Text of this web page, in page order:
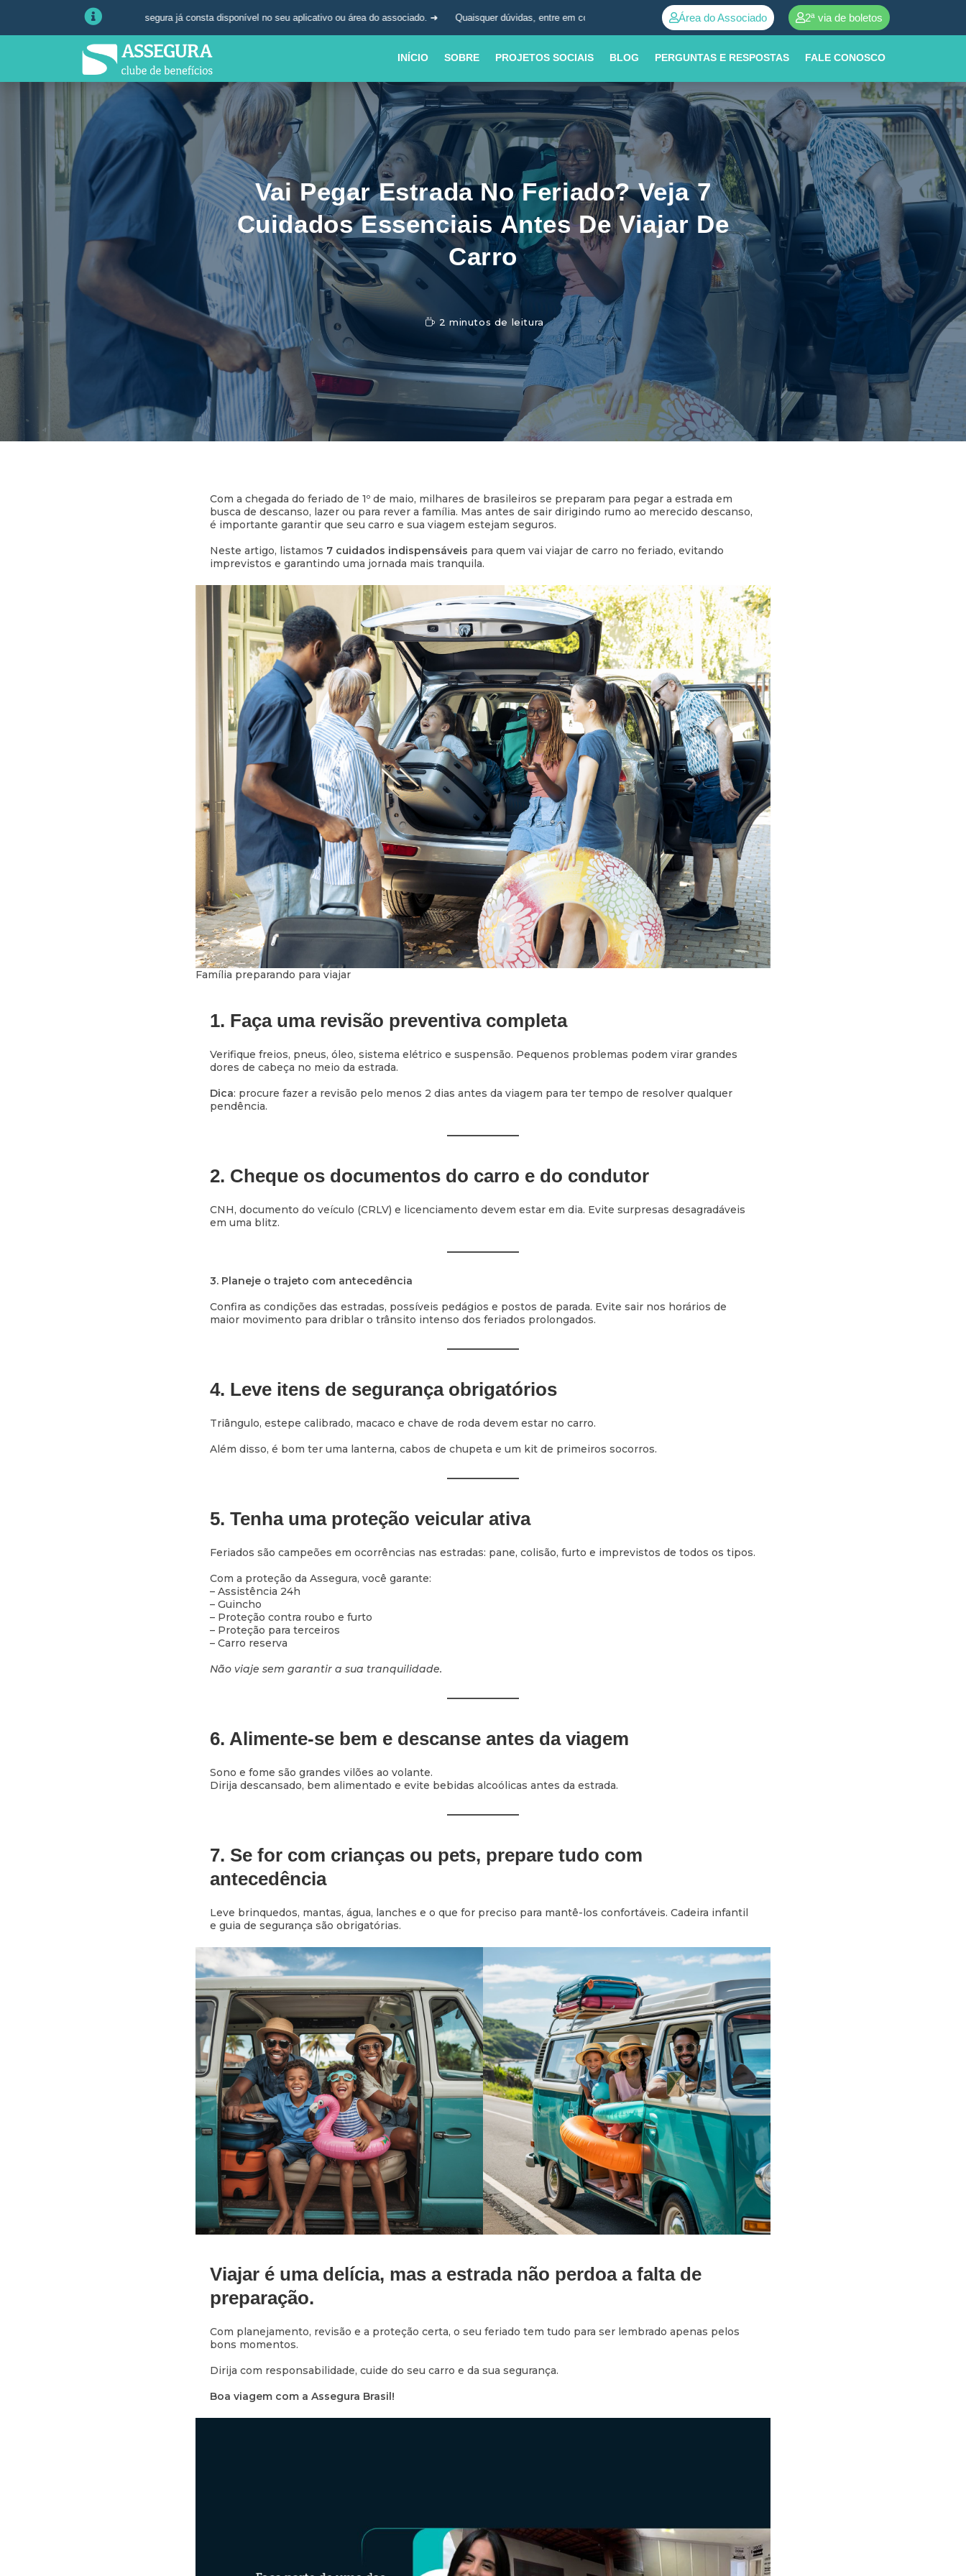
da Assegura já consta disponível no seu aplicativo ou área do associado. ➜ Quaisquer dúvidas, entre em contato com a nossa central de atendimento ➜ 0800 252 0001
Área do Associado 2ª via de boletos
INÍCIO SOBRE PROJETOS SOCIAIS BLOG PERGUNTAS E RESPOSTAS FALE CONOSCO
Vai Pegar Estrada No Feriado? Veja 7
Cuidados Essenciais Antes De Viajar De
Carro
2 minutos de leitura
Com a chegada do feriado de 1º de maio, milhares de brasileiros se preparam para pegar a estrada em
busca de descanso, lazer ou para rever a família. Mas antes de sair dirigindo rumo ao merecido descanso,
é importante garantir que seu carro e sua viagem estejam seguros.
Neste artigo, listamos 7 cuidados indispensáveis para quem vai viajar de carro no feriado, evitando
imprevistos e garantindo uma jornada mais tranquila.
Família preparando para viajar
1. Faça uma revisão preventiva completa
Verifique freios, pneus, óleo, sistema elétrico e suspensão. Pequenos problemas podem virar grandes
dores de cabeça no meio da estrada.
Dica: procure fazer a revisão pelo menos 2 dias antes da viagem para ter tempo de resolver qualquer
pendência.
2. Cheque os documentos do carro e do condutor
CNH, documento do veículo (CRLV) e licenciamento devem estar em dia. Evite surpresas desagradáveis
em uma blitz.
3. Planeje o trajeto com antecedência
Confira as condições das estradas, possíveis pedágios e postos de parada. Evite sair nos horários de
maior movimento para driblar o trânsito intenso dos feriados prolongados.
4. Leve itens de segurança obrigatórios
Triângulo, estepe calibrado, macaco e chave de roda devem estar no carro.
Além disso, é bom ter uma lanterna, cabos de chupeta e um kit de primeiros socorros.
5. Tenha uma proteção veicular ativa
Feriados são campeões em ocorrências nas estradas: pane, colisão, furto e imprevistos de todos os tipos.
Com a proteção da Assegura, você garante:
– Assistência 24h
– Guincho
– Proteção contra roubo e furto
– Proteção para terceiros
– Carro reserva
Não viaje sem garantir a sua tranquilidade.
6. Alimente-se bem e descanse antes da viagem
Sono e fome são grandes vilões ao volante.
Dirija descansado, bem alimentado e evite bebidas alcoólicas antes da estrada.
7. Se for com crianças ou pets, prepare tudo com
antecedência
Leve brinquedos, mantas, água, lanches e o que for preciso para mantê-los confortáveis. Cadeira infantil
e guia de segurança são obrigatórias.
Viajar é uma delícia, mas a estrada não perdoa a falta de
preparação.
Com planejamento, revisão e a proteção certa, o seu feriado tem tudo para ser lembrado apenas pelos
bons momentos.
Dirija com responsabilidade, cuide do seu carro e da sua segurança.
Boa viagem com a Assegura Brasil!